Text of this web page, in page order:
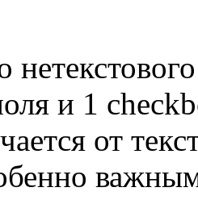
и 1
от
важным